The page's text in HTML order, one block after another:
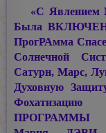
«С Явлением
Была ВКЛЮЧЕНА
ПрогРАмма
Солнечной
Сатурн, Марс,
Духовную